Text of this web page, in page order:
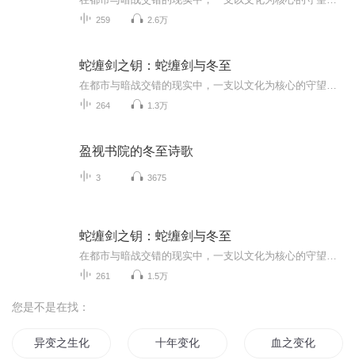
259 2.6万
蛇缠剑之钥：蛇缠剑与冬至
264 1.3万
盈视书院的冬至诗歌
3 3675
蛇缠剑之钥：蛇缠剑与冬至
261 1.5万
您是不是在找：
异变之生化末日 十年变化 血之变化